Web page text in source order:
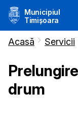
Municipiul
Timișoara
Acasă Servicii
drum